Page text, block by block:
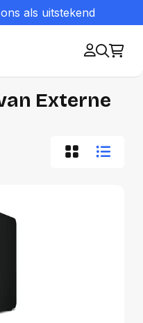
als uitstekend
Externe